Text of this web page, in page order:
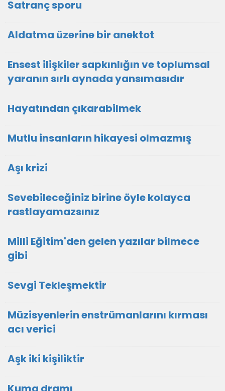
Satranç sporu
Aldatma üzerine bir anektot
Ensest ilişkiler sapkınlığın ve toplumsal
yaranın sırlı aynada yansımasıdır
Hayatından çıkarabilmek
Mutlu insanların hikayesi olmazmış
Aşı krizi
Sevebileceğiniz birine öyle kolayca
rastlayamazsınız
Milli Eğitim'den gelen yazılar bilmece
gibi
Sevgi Tekleşmektir
Müzisyenlerin enstrümanlarını kırması
acı verici
Aşk iki kişiliktir